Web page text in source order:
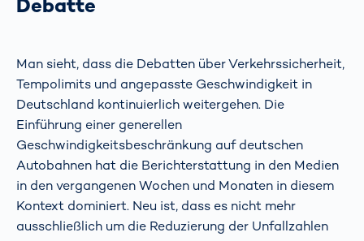
Debatte
Man sieht, dass die Debatten über Verkehrssicherheit,
Tempolimits und angepasste Geschwindigkeit in
Deutschland kontinuierlich weitergehen. Die
Einführung einer generellen
Geschwindigkeitsbeschränkung auf deutschen
Autobahnen hat die Berichterstattung in den Medien
in den vergangenen Wochen und Monaten in diesem
Kontext dominiert. Neu ist, dass es nicht mehr
ausschließlich um die Reduzierung der Unfallzahlen